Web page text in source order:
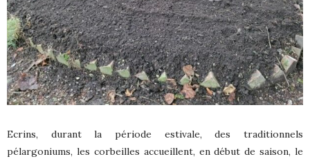
Ecrins, durant la période estivale, des traditionnels
pélargoniums, les corbeilles accueillent, en début de saison, le